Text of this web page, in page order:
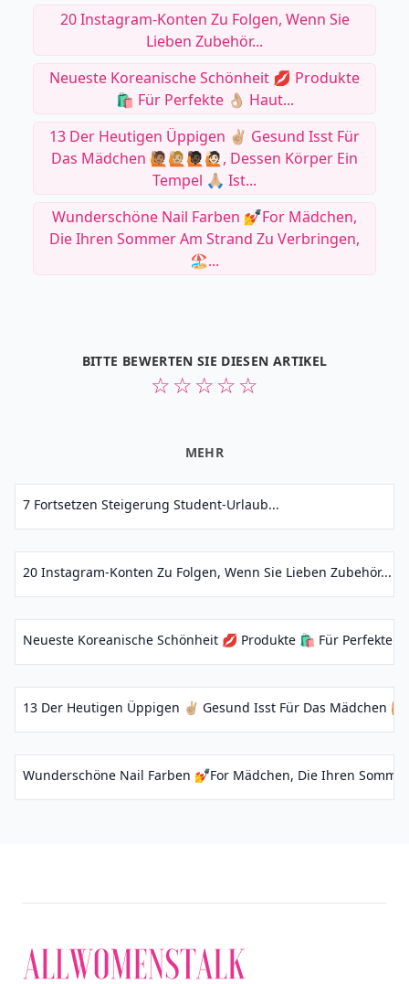
20 Instagram-Konten Zu Folgen, Wenn Sie
Lieben Zubehör...
Neueste Koreanische Schönheit 💋 Produkte
🛍 Für Perfekte 👌🏼 Haut...
13 Der Heutigen Üppigen ✌🏼 Gesund Isst Für
Das Mädchen 🙋🏽🙋🏼🙋🏿🙋🏻, Dessen Körper Ein
Tempel 🙏🏼 Ist...
Wunderschöne Nail Farben 💅for Mädchen,
Die Ihren Sommer Am Strand Zu Verbringen,
🏖️...
BITTE BEWERTEN SIE DIESEN ARTIKEL
☆
☆
☆
☆
☆
MEHR
7 Fortsetzen Steigerung Student-Urlaub...
20 Instagram-Konten Zu Folgen, Wenn Sie Lieben Zubehör...
Neueste Koreanische Schönheit 💋 Produkte 🛍 Für Perfekte
13 Der Heutigen Üppigen ✌🏼 Gesund Isst Für Das Mädchen
Wunderschöne Nail Farben 💅for Mädchen, Die Ihren